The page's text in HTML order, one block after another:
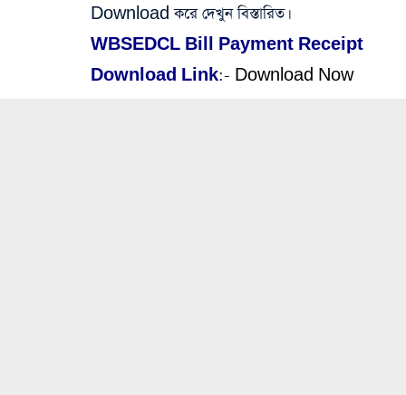
Download করে দেখুন বিস্তারিত।
WBSEDCL Bill Payment Receipt
Download Link:- Download Now